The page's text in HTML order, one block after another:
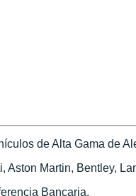
de Alta Gama de
Martin, Bentley,
Bancaria.